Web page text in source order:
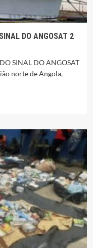
DO ANGOSAT 2
SINAL DO ANGOSAT
norte de Angola,